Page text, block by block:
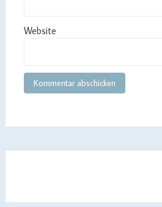
Website